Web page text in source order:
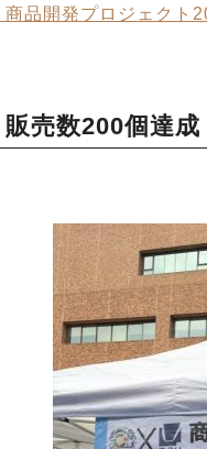
品開発プロジェクト
売数200個達